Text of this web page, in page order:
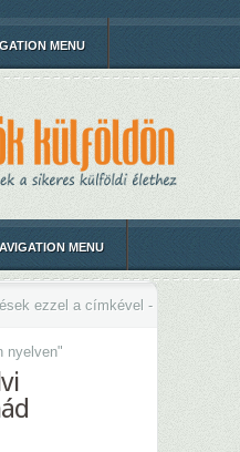
MENU
MENU
ezzel a címkével -
nyelven"